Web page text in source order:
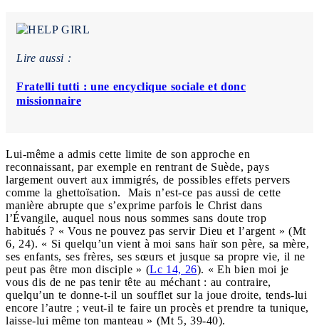
Lire aussi :
Fratelli tutti : une encyclique sociale et donc
missionnaire
Lui-même a admis cette limite de son approche en
reconnaissant, par exemple en rentrant de Suède, pays
largement ouvert aux immigrés, de possibles effets pervers
comme la ghettoïsation. Mais n’est-ce pas aussi de cette
manière abrupte que s’exprime parfois le Christ dans
l’Évangile, auquel nous nous sommes sans doute trop
habitués ? « Vous ne pouvez pas servir Dieu et l’argent » (Mt
6, 24). « Si quelqu’un vient à moi sans haïr son père, sa mère,
ses enfants, ses frères, ses sœurs et jusque sa propre vie, il ne
peut pas être mon disciple » (Lc 14, 26). « Eh bien moi je
vous dis de ne pas tenir tête au méchant : au contraire,
quelqu’un te donne-t-il un soufflet sur la joue droite, tends-lui
encore l’autre ; veut-il te faire un procès et prendre ta tunique,
laisse-lui même ton manteau » (Mt 5, 39-40).